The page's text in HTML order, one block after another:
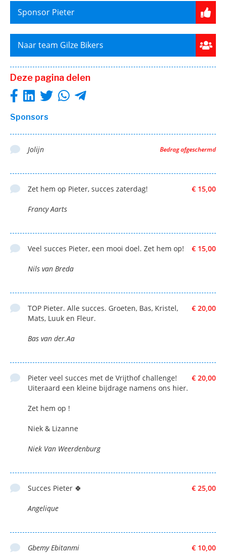
Sponsor Pieter
Naar team Gilze Bikers
Deze pagina delen
Sponsors
Bedrag afgeschermd
Jolijn
€ 15,00
Zet hem op Pieter, succes zaterdag!
Francy Aarts
€ 15,00
Veel succes Pieter, een mooi doel. Zet hem op!
Nils van Breda
€ 20,00
TOP Pieter. Alle succes. Groeten, Bas, Kristel,
Mats, Luuk en Fleur.
Bas van der.Aa
€ 20,00
Pieter veel succes met de Vrijthof challenge!
Uiteraard een kleine bijdrage namens ons hier.
Zet hem op !
Niek & Lizanne
Niek Van Weerdenburg
€ 25,00
Succes Pieter 🍀
Angelique
€ 10,00
Gbemy Ebitanmi